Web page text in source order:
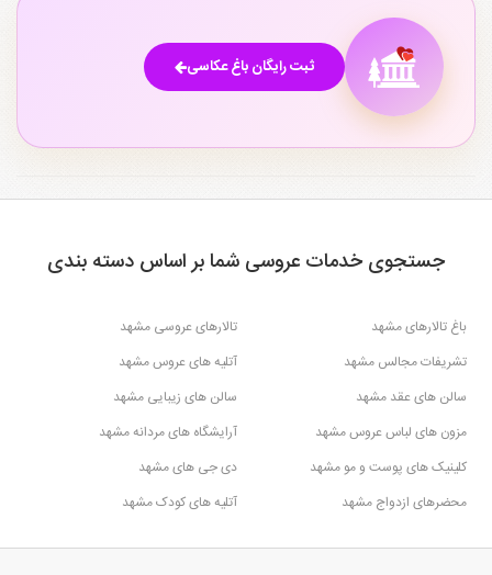
ثبت رایگان باغ عکاسی
جستجوی خدمات عروسی شما بر اساس دسته بندی
باغ تالارهای مشهد
تالارهای عروسی مشهد
تشریفات مجالس مشهد
آتلیه های عروس مشهد
سالن های عقد مشهد
سالن های زیبایی مشهد
مزون های لباس عروس مشهد
آرایشگاه های مردانه مشهد
کلینیک های پوست و مو مشهد
دی جی های مشهد
محضرهای ازدواج مشهد
آتلیه های کودک مشهد